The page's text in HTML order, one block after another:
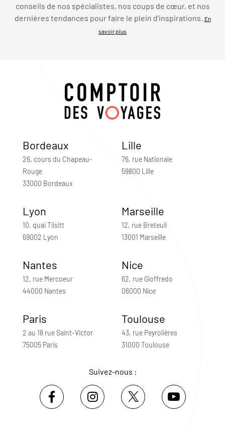
conseils de nos spécialistes, nos coups de cœur, et nos
dernières tendances pour faire le plein d’inspirations.
En
savoir plus
Bordeaux
26, cours du Chapeau-
Rouge
33000 Bordeaux
Lille
76, rue Nationale
59800 Lille
Lyon
10, quai Tilsitt
69002 Lyon
Marseille
12, rue Breteuil
13001 Marseille
Nantes
12, rue Mercoeur
44000 Nantes
Nice
62, rue Gioffredo
06000 Nice
Paris
2 au 18 rue Saint-Victor
75005 Paris
Toulouse
43, rue Peyrolières
31000 Toulouse
Suivez-nous :